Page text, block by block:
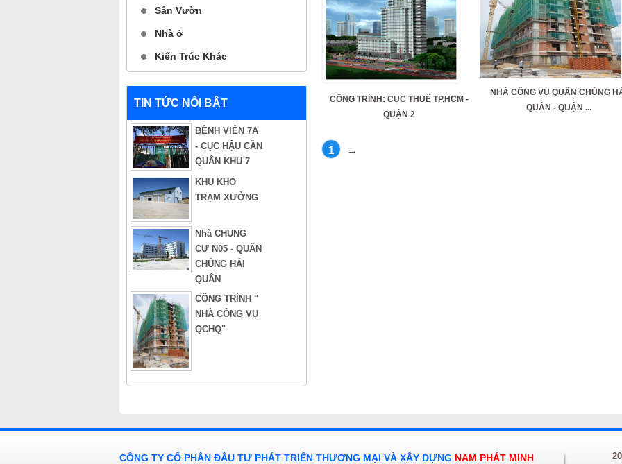
Sân Vườn
Nhà ở
Kiến Trúc Khác
TIN TỨC NỔI BẬT
BỆNH VIỆN 7A
- CỤC HẬU CẦN
QUÂN KHU 7
KHU KHO
TRẠM XƯỞNG
Nhà CHUNG
CƯ N05 - QUÂN
CHỦNG HẢI
QUÂN
CÔNG TRÌNH "
NHÀ CÔNG VỤ
QCHQ"
CÔNG TRÌNH: CỤC THUẾ TP.HCM -
QUẬN 2
NHÀ CÔNG VỤ QUÂN CHỦNG
QUÂN - QUẬN ...
1 →
CÔNG TY CỔ PHẦN ĐẦU TƯ PHÁT TRIỂN THƯƠNG MẠI VÀ XÂY DỰNG NAM PHÁT MINH